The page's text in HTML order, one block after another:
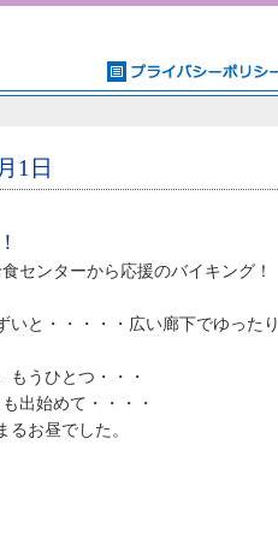
1日
センターから応援のバイキング！
いと・・・・・広い廊下でゆったり
もうひとつ・・・
出始めて・・・・
お昼でした。